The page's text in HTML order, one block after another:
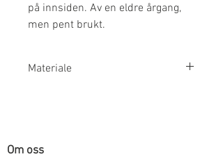
på innsiden. Av en eldre årgang,
men pent brukt.
Materiale
Om oss